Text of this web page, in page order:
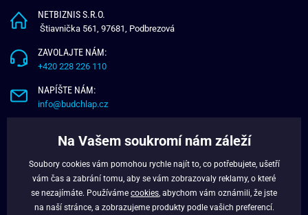
NETBIZNIS S.R.O.
Štiavnička 561, 97681, Podbrezová
ZAVOLAJTE NÁM:
+420 228 226 110
NAPÍŠTE NÁM:
info@budchlap.cz
VĚRNOSTNÍ PROGRAM
FACEBOOK
Na Vašem soukromí nám záleží
Soubory cookies vám pomohou rychle najít to, co potřebujete, ušetří
vám čas a zabrání tomu, aby se vám zobrazovaly reklamy, o které
se nezajímáte. Používáme cookies , abychom vám oznámili, že jste
na naší stránce, a zobrazujeme produkty podle vašich preferencí.